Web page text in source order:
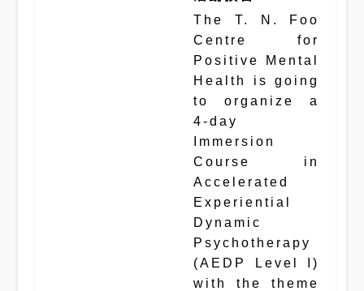
The T. N. Foo
Centre for
Positive Mental
Health is going
to organize a
4-day
Immersion
Course in
Accelerated
Experiential
Dynamic
Psychotherapy
(AEDP Level I)
with the theme